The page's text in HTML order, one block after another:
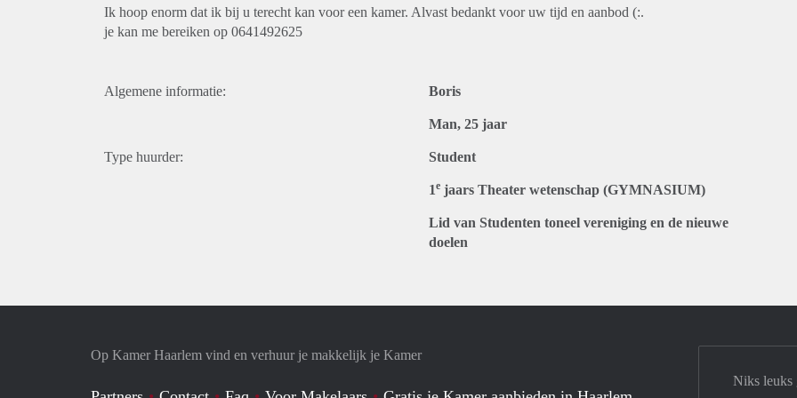
Ik hoop enorm dat ik bij u terecht kan voor een kamer. Alvast bedankt voor uw tijd en aanbod (:.
je kan me bereiken op 0641492625
Algemene informatie: Boris
Man, 25 jaar
Type huurder: Student
1e jaars Theater wetenschap (GYMNASIUM)
Lid van Studenten toneel vereniging en de nieuwe
doelen
Op Kamer Haarlem vind en verhuur je makkelijk je Kamer
Niks leuks